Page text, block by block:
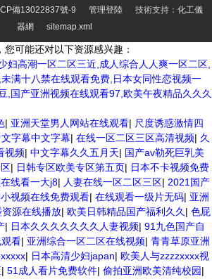
備13022837號-9 管理登陸 技術支持： 化工儀
器網
sitemap.xml
可能还对以下资源感兴趣：
妇高潮一区二区三近,成人综合人人爽一区二区,
满十八禁在线观看免费,日本女同性恋视频一
,国产亚洲视频在线观看97,欧美午夜精品久久久
| 亚洲天堂男人网站在线观看| 尺度诱惑激情四
字幕中文字幕| 在线一区二区三区高清视频| 久
视频| 中文字幕久久五月天| 国产av勒死巨乳美
| 日韩专区欧美专区第五页| 日本不卡视频免费
线看一大j8| 人妻在线一区二区三区| 2021国产
视频在线免费观看| 在线观看一级片无码| 亚洲
源在线播放| 欧美日韩精品国产福利久久 | 色屁
| 日本久久久久久久久人妻视频| 91九色国产自
看| 亚洲综合一区二区在线视频| 青青草原亚洲
| 日本高清少妇japan| 欧美人与zzzzxxxx视
| 51成人看片免费软件| 偷拍亚洲欧美清纯校园|